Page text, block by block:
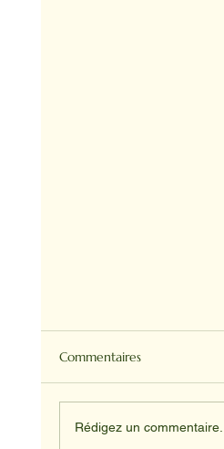
Commentaires
Rédigez un commentaire...